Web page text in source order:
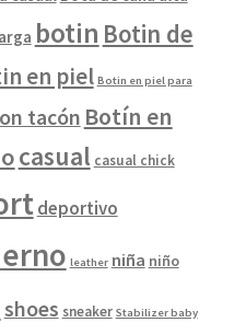
botin Botin de
en piel Botin en piel para
tacón Botín en
casual casual chick
deportivo
leather niña niño
shoes sneaker Stabilizer baby